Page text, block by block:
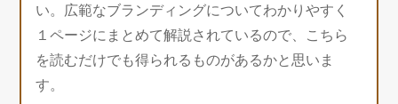
い。広範なブランディングについてわかりやすく
１ページにまとめて解説されているので、こちら
を読むだけでも得られるものがあるかと思いま
す。